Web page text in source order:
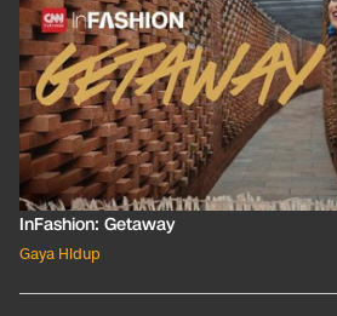
InFashion: Getaway
Gaya Hidup